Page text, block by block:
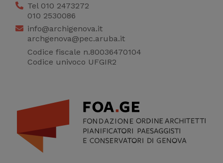
Tel 010 2473272
010 2530086
info@archigenova.it
archgenova@pec.aruba.it
Codice fiscale n.80036470104
Codice univoco UFGIR2